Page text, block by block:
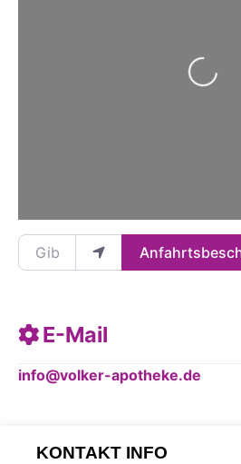
Wird geladen …
Gib deinen Standort ein.
E-Mail
info@volker-apotheke.de
KONTAKT INFO